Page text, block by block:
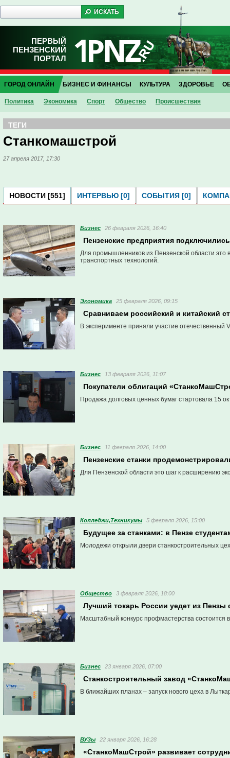
ПЕРВЫЙ
ПЕНЗЕНСКИЙ
ПОРТАЛ
ГОРОД ОНЛАЙН
Политика Экономика Спорт Общество Проиcшествия
БИЗНЕС И ФИНАНСЫ КУЛЬТУРА ЗДОРОВЬЕ
ТЕГИ
Станкомашстрой
27 апреля 2017, 17:30
НОВОСТИ [551] ИНТЕРВЬЮ [0] СОБЫТИЯ [0]
Бизнес 26 февраля 2026, 16:40
Пензенские предприятия
Для промышленников из Пензенской области это
транспортных технологий.
Экономика 25 февраля 2026, 09:15
Сравниваем российский и китайский
В эксперименте приняли участие отечественный
Бизнес 13 февраля 2026, 11:07
Покупатели облигаций
Продажа долговых ценных бумаг стартовала 15
Бизнес 11 февраля 2026, 14:00
Пензенские станки
Для Пензенской области это шаг к расширению
Колледжи,Техникумы 5 февраля 2026, 15:00
Будущее за станками: в Пензе
Молодежи открыли двери станкостроительных
Общество 3 февраля 2026, 18:00
Лучший токарь России уедет из
Масштабный конкурс профмастерства состоится в
Бизнес 23 января 2026, 07:00
Станкостроительный завод
В ближайших планах – запуск нового цеха в
ВУЗы 22 января 2026, 16:28
«СтанкоМашСтрой» развивает